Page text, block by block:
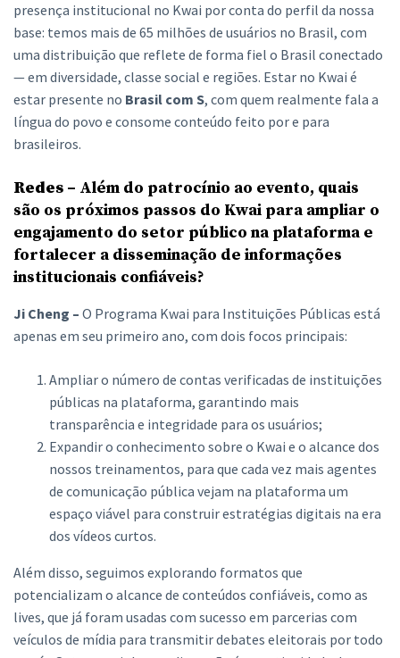
presença institucional no Kwai por conta do perfil da nossa
base: temos mais de 65 milhões de usuários no Brasil, com
uma distribuição que reflete de forma fiel o Brasil conectado
— em diversidade, classe social e regiões. Estar no Kwai é
estar presente no Brasil com S, com quem realmente fala a
língua do povo e consome conteúdo feito por e para
brasileiros.
Redes – Além do patrocínio ao evento, quais
são os próximos passos do Kwai para ampliar o
engajamento do setor público na plataforma e
fortalecer a disseminação de informações
institucionais confiáveis?
Ji Cheng – O Programa Kwai para Instituições Públicas está
apenas em seu primeiro ano, com dois focos principais:
Ampliar o número de contas verificadas de instituições
públicas na plataforma, garantindo mais
transparência e integridade para os usuários;
Expandir o conhecimento sobre o Kwai e o alcance dos
nossos treinamentos, para que cada vez mais agentes
de comunicação pública vejam na plataforma um
espaço viável para construir estratégias digitais na era
dos vídeos curtos.
Além disso, seguimos explorando formatos que
potencializam o alcance de conteúdos confiáveis, como as
lives, que já foram usadas com sucesso em parcerias com
veículos de mídia para transmitir debates eleitorais por todo